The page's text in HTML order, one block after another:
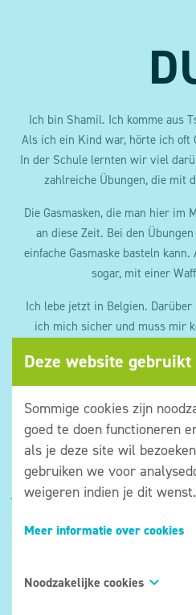
Ich bin Shamil. Ich komme aus
Als ich ein Kind war, hörte ich oft
In der Schule lernten wir viel
zahlreiche Übungen, die mit
Die Gasmasken, die man hier im
an diese Zeit. Bei den
einfache Gasmaske basteln
sogar, mit einer
Ich lebe jetzt in Belgien.
ich mich sicher und muss mir
bei wem fühlst du
Deze website gebruikt
Sommige cookies zijn
goed te doen functioneren
als je deze site wil
gebruiken we voor
weigeren indien je dit wenst.
Meer informatie over cookies
Noodzakelijke cookies